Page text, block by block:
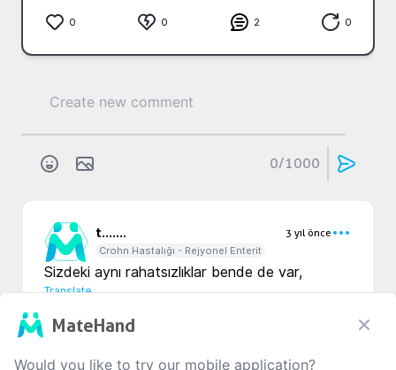
0 0 2 0
0/1000
t.......
3 yıl önce
Crohn Hastalığı - Rejyonel Enterit
Sizdeki aynı rahatsızlıklar bende de var,
Translate
0
MateHand
Would you like to try our mobile application?